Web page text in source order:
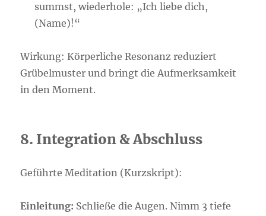
summst, wiederhole: „Ich liebe dich,
(Name)!“
Wirkung: Körperliche Resonanz reduziert
Grübelmuster und bringt die Aufmerksamkeit
in den Moment.
8. Integration & Abschluss
Geführte Meditation (Kurzskript):
Einleitung: Schließe die Augen. Nimm 3 tiefe